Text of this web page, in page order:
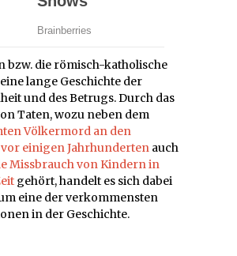
bzw. die römisch-katholische
lange Geschichte der
und des Betrugs. Durch das
Taten, wozu neben dem
Völkermord an den
vor einigen Jahrhunderten auch
Missbrauch von Kindern in
gehört, handelt es sich dabei
eine der verkommensten
in der Geschichte.